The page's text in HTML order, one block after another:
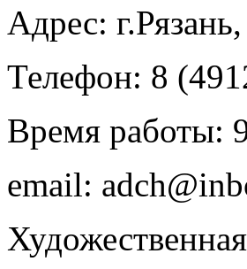
Адрес:
Телефон: 8
Время работы:
email: